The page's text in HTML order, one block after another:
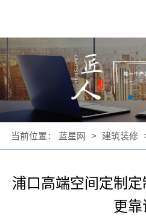
当前位置： 蓝星网 > 建筑装修
浦口高端空间定制
更靠